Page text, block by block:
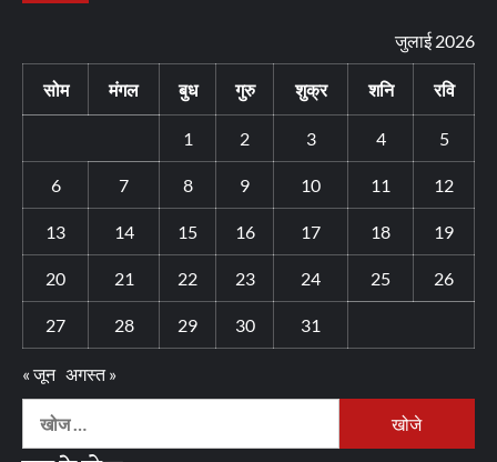
जुलाई 2026
सोम मंगल बुध गुरु शुक्र शनि रवि
1 2 3 4 5
6 7 8 9 10 11 12
13 14 15 16 17 18 19
20 21 22 23 24 25 26
27 28 29 30 31
« जून अगस्त »
निम्न